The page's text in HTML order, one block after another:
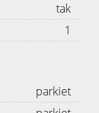
tak
1
parkiet